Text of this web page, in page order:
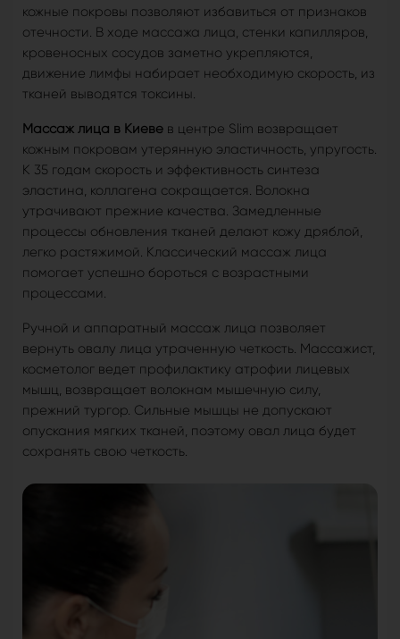
кожные покровы позволяют избавиться от признаков
отечности. В ходе массажа лица, стенки капилляров,
кровеносных сосудов заметно укрепляются,
движение лимфы набирает необходимую скорость, из
тканей выводятся токсины.
Массаж лица в Киеве в центре Slim возвращает
кожным покровам утерянную эластичность, упругость.
К 35 годам скорость и эффективность синтеза
эластина, коллагена сокращается. Волокна
утрачивают прежние качества. Замедленные
процессы обновления тканей делают кожу дряблой,
легко растяжимой. Классический массаж лица
помогает успешно бороться с возрастными
процессами.
Ручной и аппаратный массаж лица позволяет
вернуть овалу лица утраченную четкость. Массажист,
косметолог ведет профилактику атрофии лицевых
мышц, возвращает волокнам мышечную силу,
прежний тургор. Сильные мышцы не допускают
опускания мягких тканей, поэтому овал лица будет
сохранять свою четкость.